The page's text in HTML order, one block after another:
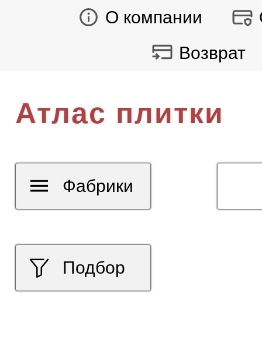
О компании
Возврат
Атлас плитки
Подбор
Фабрики